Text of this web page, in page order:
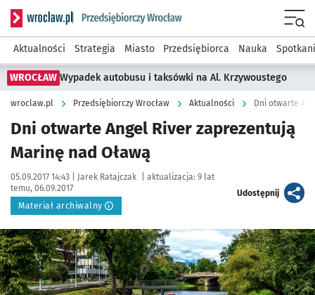
Serwis informacyjny wroclaw.pl podserwis: Strategia
Aktualności Strategia Miasto Przedsiębiorca Nauka
WROCŁAW Wypadek autobusu i taksówki na Al. Krzywoustego
wroclaw.pl Przedsiębiorczy Wrocław Aktualności Dni otwarte
Dni otwarte Angel River zaprezentują
Marinę nad Oławą
Data publikacji:
05.09.2017 14:43 | Autor:
Jarek Ratajczak aktualizacja: 9 lat
temu, 06.09.2017
Materiał archiwalny
Udostępnijartykuł
Kliknij, aby powiększyć